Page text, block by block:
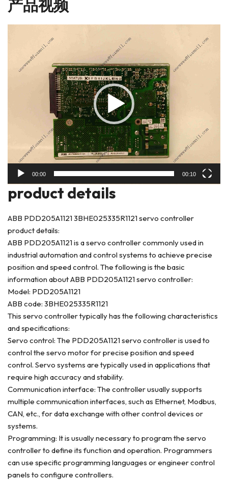
产品视频
00:00 00:10
product details
ABB PDD205A1121 3BHE025335R1121 servo controller
product details:
ABB PDD205A1121 is a servo controller commonly used in
industrial automation and control systems to achieve precise
position and speed control. The following is the basic
information about ABB PDD205A1121 servo controller:
Model: PDD205A1121
ABB code: 3BHE025335R1121
This servo controller typically has the following characteristics
and specifications:
Servo control: The PDD205A1121 servo controller is used to
control the servo motor for precise position and speed
control. Servo systems are typically used in applications that
require high accuracy and stability.
Communication interface: The controller usually supports
multiple communication interfaces, such as Ethernet, Modbus,
CAN, etc., for data exchange with other control devices or
systems.
Programming: It is usually necessary to program the servo
controller to define its function and operation. Programmers
can use specific programming languages or engineer control
panels to configure controllers.